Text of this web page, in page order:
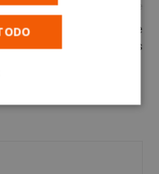
Artículo siguiente
Los centros culturales de
abren sus puertas
Cookies de